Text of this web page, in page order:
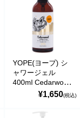
YOPE(ヨープ) シ
ャワージェル
400ml Cedarwood
and bitter
ッド＆ビターオレ
¥1,650(税込)